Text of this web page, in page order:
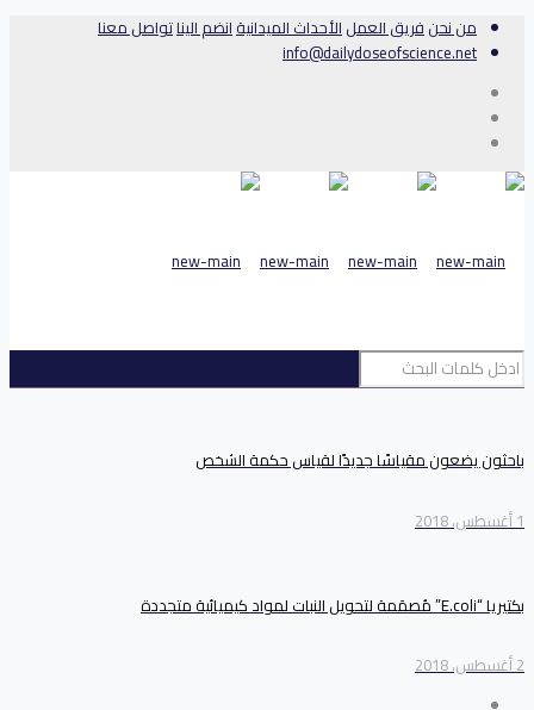
من نحنفريق العملالأحداث الميدانيةانضم اليناتواصل معنا
info@dailydoseofscience.net
باحثون يضعون مقياسًا جديدًا لقياس حكمة الشخص
1 أغسطس، 2018
بكتيريا “E.coli” مُصمَمة لتحويل النبات لمواد كيميائية متجددة
2 أغسطس، 2018